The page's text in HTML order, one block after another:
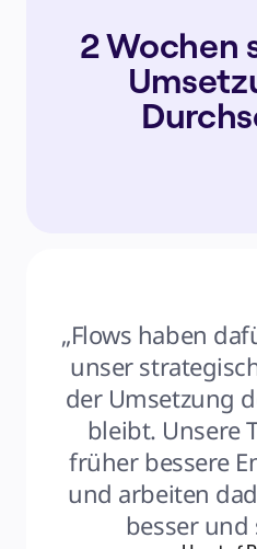
2 Wochen
„Flows haben
unser
der Umsetzung
bleibt. Unsere
früher bessere
und arbeiten
besser und